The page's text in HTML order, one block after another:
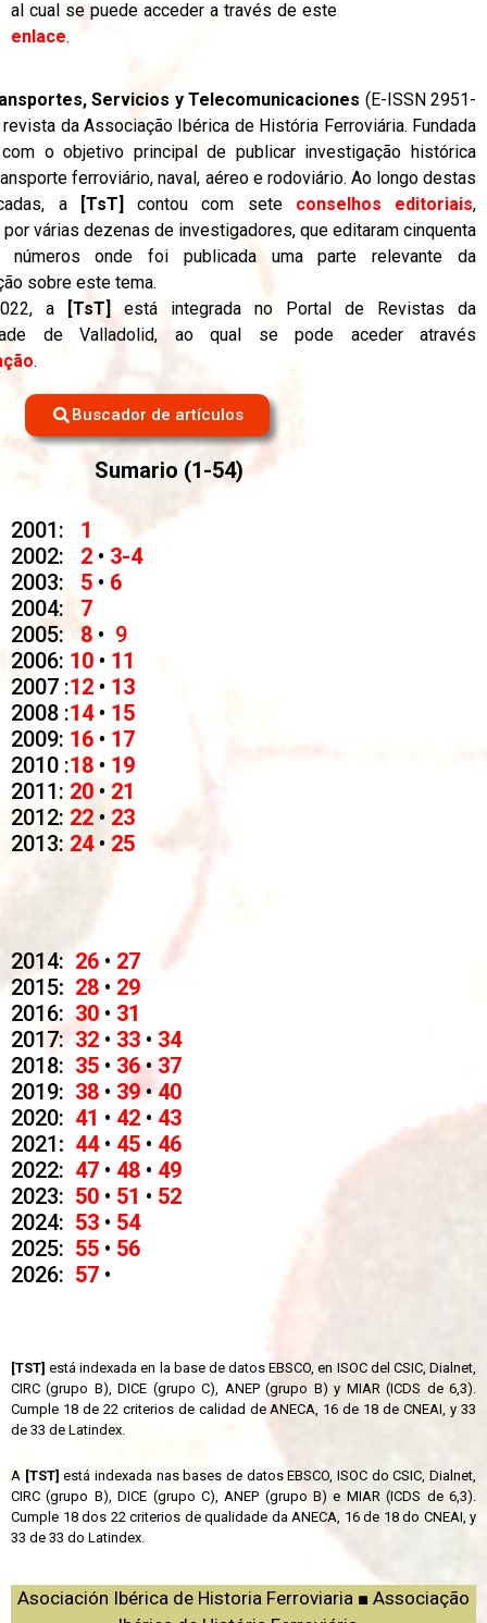
al cual se puede acceder a través de este
enlace.
Servicios y Telecomunicaciones (E-ISSN 2951-
da Associação Ibérica de História Ferroviária. Fundada
o objetivo principal de publicar investigação histórica
ferroviário, naval, aéreo e rodoviário. Ao longo destas
a
[TsT] contou com sete conselhos editoriais,
várias dezenas de investigadores, que editaram cinquenta
números onde foi publicada uma parte relevante da
sobre este tema.
a
[TsT]
está integrada no Portal de Revistas da
de Valladolid, ao qual se pode aceder através
.
Buscador de artículos
Sumario (1-54)
2001:
1
2002: 2 • 3-4
2003: 5 • 6
2004: 7
2005:8 • 9
2006: 10 • 11
2007 :12 • 13
2008 :14 • 15
2009: 16 • 17
2010 :18 • 19
2011: 20 • 21
2012: 22 • 23
2013: 24 • 25
2014: 26 • 27
2015: 28 • 29
2016: 30 • 31
2017:32 • 33 • 34
2018: 35 • 36 • 37
2019: 38 • 39 •40
2020: 41 • 42 • 43
2021: 44• 45 • 46
2022: 47 • 48 • 49
2023: 50 • 51 • 52
2024: 53 • 54
2025: 55 • 56
2026: 57 •
[TST] está indexada en la base de datos EBSCO, en ISOC del CSIC, Dialnet,
CIRC (grupo B), DICE (grupo C), ANEP (grupo B) y MIAR (ICDS de 6,3).
Cumple 18 de 22 criterios de calidad de ANECA, 16 de 18 de CNEAI, y 33
de 33 de Latindex.
A [TST] está indexada nas bases de datos EBSCO, ISOC do CSIC, Dialnet,
CIRC (grupo B), DICE (grupo C), ANEP (grupo B) e MIAR (ICDS de 6,3).
Cumple 18 dos 22 criterios de qualidade da ANECA, 16 de 18 do CNEAI, y
33 de 33 do Latindex.
Asociación Ibérica de Historia Ferroviaria ■ Associação